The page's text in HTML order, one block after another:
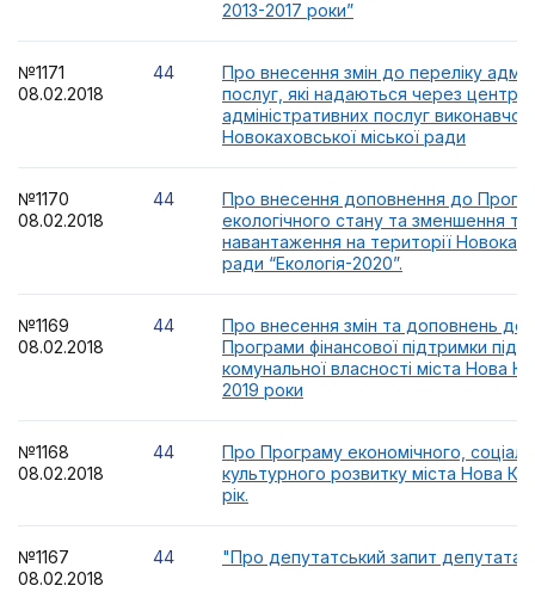
2013-2017 роки”
№1171
08.02.2018
44
Про внесення змін до переліку
послуг, які надаються через центр
адміністративних послуг
Новокаховської міської ради
№1170
08.02.2018
44
Про внесення доповнення до
екологічного стану та зменшення
навантаження на території
ради “Екологія-2020”.
№1169
08.02.2018
44
Про внесення змін та доповнень до
Програми фінансової підтримки
комунальної власності міста Нова
2019 роки
№1168
08.02.2018
44
Про Програму економічного,
культурного розвитку міста Нова
рік.
№1167
08.02.2018
44 "Про депутатський запит депутата